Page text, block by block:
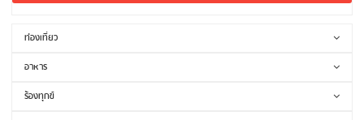
ท่องเที่ยว
อาหาร
ร้องทุกข์